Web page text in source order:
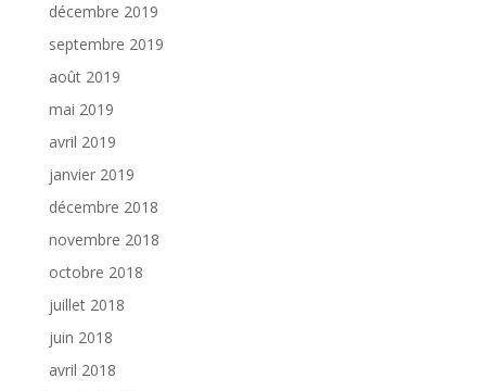
décembre 2019
septembre 2019
août 2019
mai 2019
avril 2019
janvier 2019
décembre 2018
novembre 2018
octobre 2018
juillet 2018
juin 2018
avril 2018